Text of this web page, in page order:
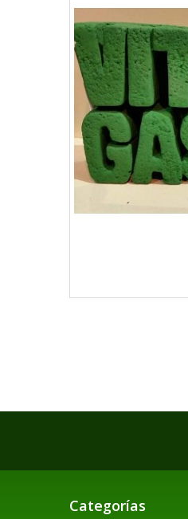
Categorías